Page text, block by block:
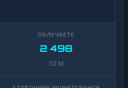
2 498
112 M